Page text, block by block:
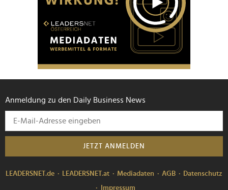
Anmeldung zu den Daily Business News
JETZT ANMELDEN
LEADERSNET.de LEADERSNET.at Mediadaten AGB
Datenschutz
Impressum